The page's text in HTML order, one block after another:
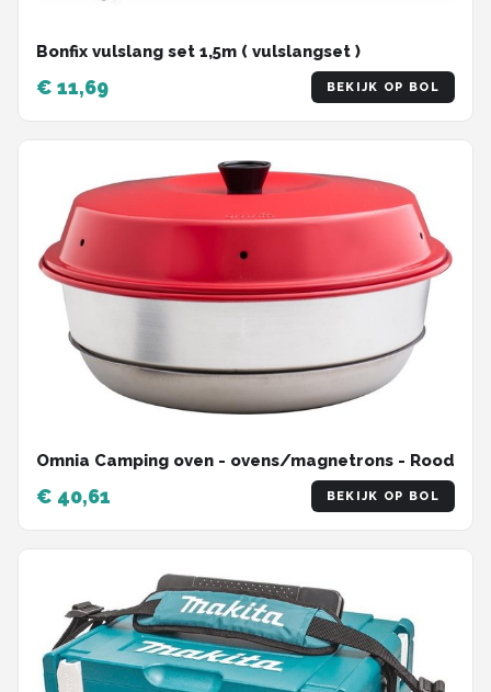
Bonfix vulslang set 1,5m ( vulslangset )
€ 11,69 BEKIJK OP BOL
Omnia Camping oven - ovens/magnetrons - Rood
€ 40,61 BEKIJK OP BOL